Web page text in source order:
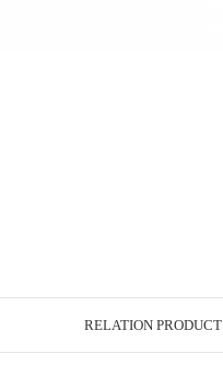
RELATION PRODUCT